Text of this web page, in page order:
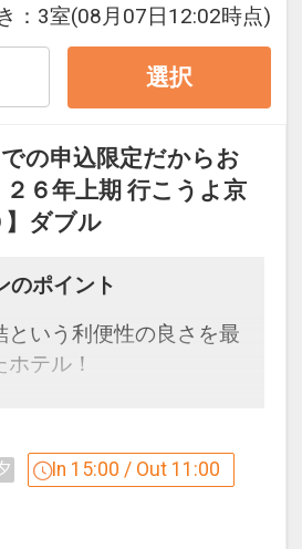
ょこっと休憩処」ご利
リンク飲み放題！（チェ
の１５：００～１８：０
まれます。
食付プランのみ】
は別途現地にて朝食代金
同額）をお支払いくだ
」と「朝食付プラン」
ます。
ン」と「朝食付プラ
： 3室(08月07日12:02時点)
選択
での申込限定だからお
６年上期 行こうよ京
ダブル
のポイント
という利便性の良さを最
テル！
０日前までのご予約が
日前までの予約受付で
In 15:00 / Out 11:00